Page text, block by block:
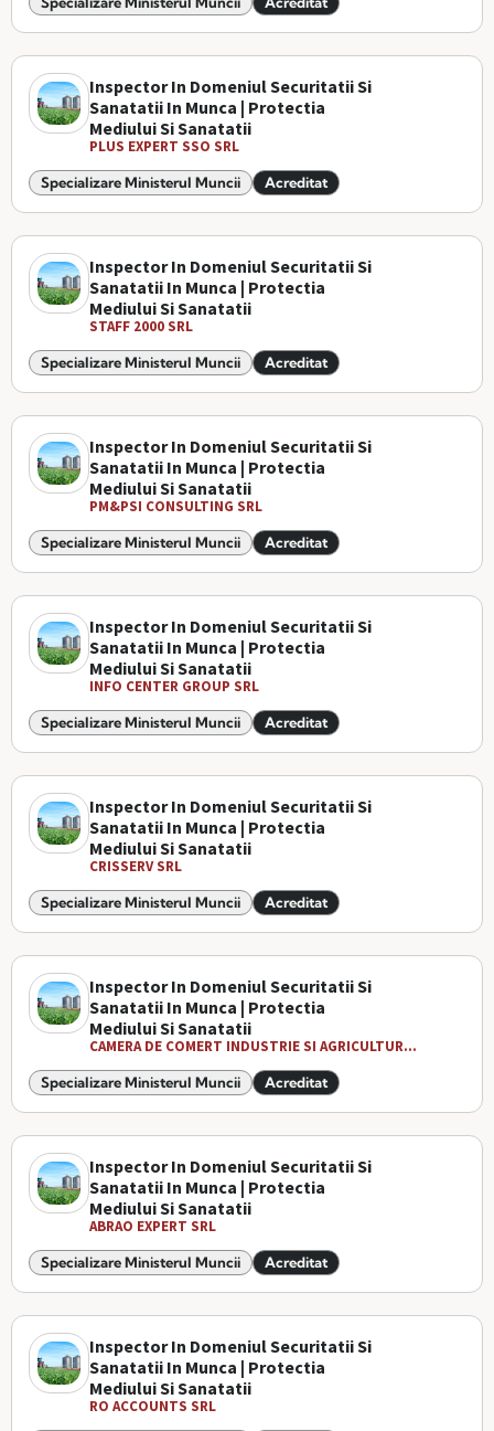
Inspector In Domeniul Securitatii Si
Sanatatii In Munca | Protectia
Mediului Si Sanatatii
PLUS EXPERT SSO SRL
Specializare Ministerul Muncii Acreditat
Inspector In Domeniul Securitatii Si
Sanatatii In Munca | Protectia
Mediului Si Sanatatii
STAFF 2000 SRL
Specializare Ministerul Muncii Acreditat
Inspector In Domeniul Securitatii Si
Sanatatii In Munca | Protectia
Mediului Si Sanatatii
PM&PSI CONSULTING SRL
Specializare Ministerul Muncii Acreditat
Inspector In Domeniul Securitatii Si
Sanatatii In Munca | Protectia
Mediului Si Sanatatii
INFO CENTER GROUP SRL
Specializare Ministerul Muncii Acreditat
Inspector In Domeniul Securitatii Si
Sanatatii In Munca | Protectia
Mediului Si Sanatatii
CRISSERV SRL
Specializare Ministerul Muncii Acreditat
Inspector In Domeniul Securitatii Si
Sanatatii In Munca | Protectia
Mediului Si Sanatatii
CAMERA DE COMERT INDUSTRIE SI AGRICULTUR...
Specializare Ministerul Muncii Acreditat
Inspector In Domeniul Securitatii Si
Sanatatii In Munca | Protectia
Mediului Si Sanatatii
ABRAO EXPERT SRL
Specializare Ministerul Muncii Acreditat
Inspector In Domeniul Securitatii Si
Sanatatii In Munca | Protectia
Mediului Si Sanatatii
RO ACCOUNTS SRL